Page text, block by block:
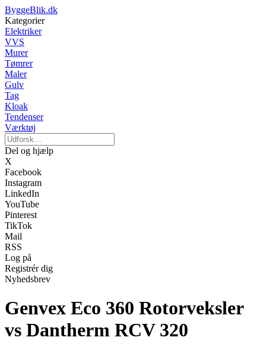
ByggeBlik.dk
Kategorier
Elektriker
VVS
Murer
Tømrer
Maler
Gulv
Tag
Kloak
Tendenser
Værktøj
Del og hjælp
X
Facebook
Instagram
LinkedIn
YouTube
Pinterest
TikTok
Mail
RSS
Log på
Registrér dig
Nyhedsbrev
Genvex Eco 360 Rotorveksler
vs Dantherm RCV 320